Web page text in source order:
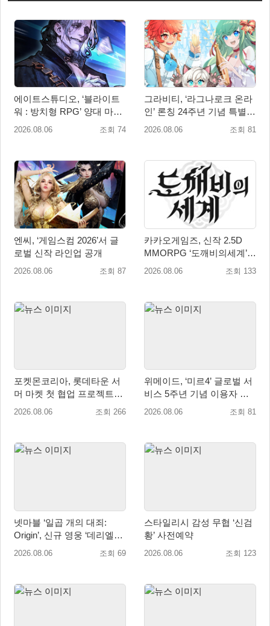
에이트스튜디오, ‘블라이트
워 : 방치형 RPG’ 양대 마켓
인기 순위 1위 달성
2026.08.06 조회 74
그라비티, ‘라그나로크 온라
인’ 론칭 24주년 기념 특별
감사 축제 실시!
2026.08.06 조회 81
엔씨, ‘게임스컴 2026’서 글
로벌 신작 라인업 공개
2026.08.06 조회 87
카카오게임즈, 신작 2.5D
MMORPG ‘도깨비의세계’
천만 배우 박지훈 광고 모델
2026.08.06 조회 133
포켓몬코리아, 롯데타운 서
머 마켓 첫 협업 프로젝트
‘포켓몬 별빛낙원’ 개최
2026.08.06 조회 266
위메이드, ‘미르4’ 글로벌 서
비스 5주년 기념 이용자 헌
정 영상 공개
2026.08.06 조회 81
넷마블 ‘일곱 개의 대죄:
Origin’, 신규 영웅 ‘데리엘리’
업데이트 실시
2026.08.06 조회 69
스타일리시 감성 무협 ‘신검
황’ 사전예약
2026.08.06 조회 123